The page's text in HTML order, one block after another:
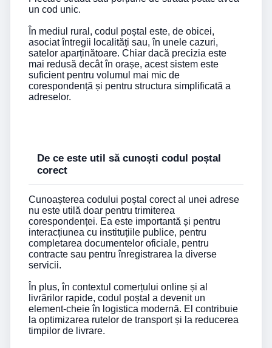
un cod unic.
În mediul rural, codul poștal este, de obicei,
asociat întregii localități sau, în unele cazuri,
satelor aparținătoare. Chiar dacă precizia este
mai redusă decât în orașe, acest sistem este
suficient pentru volumul mai mic de
corespondență și pentru structura simplificată a
adreselor.
De ce este util să cunoști codul poștal
corect
Cunoașterea codului poștal corect al unei adrese
nu este utilă doar pentru trimiterea
corespondenței. Ea este importantă și pentru
interacțiunea cu instituțiile publice, pentru
completarea documentelor oficiale, pentru
contracte sau pentru înregistrarea la diverse
servicii.
În plus, în contextul comerțului online și al
livrărilor rapide, codul poștal a devenit un
element-cheie în logistica modernă. El contribuie
la optimizarea rutelor de transport și la reducerea
timpilor de livrare.